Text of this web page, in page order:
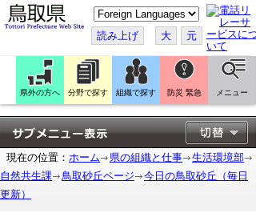
こ
の
ペ
ー
ジ
翻
訳
す
る
読み上げ 大 元
県外の方へ 分野で探す 組織で探す 防災 緊急 メニュー
現在の位置： ホーム 県の組織と仕事
生活環境部
自然共生課
鳥取砂丘ページ
今日の鳥取砂丘（毎日
更新）